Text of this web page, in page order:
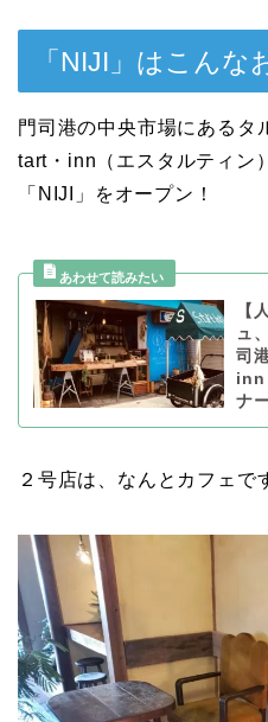
「NIJI」はこんな
門司港の中央市場にあるタ
tart・inn（エスタルティン
「NIJI」をオープン！
【
ュ
司
inn
ナ
２号店は、なんとカフェで